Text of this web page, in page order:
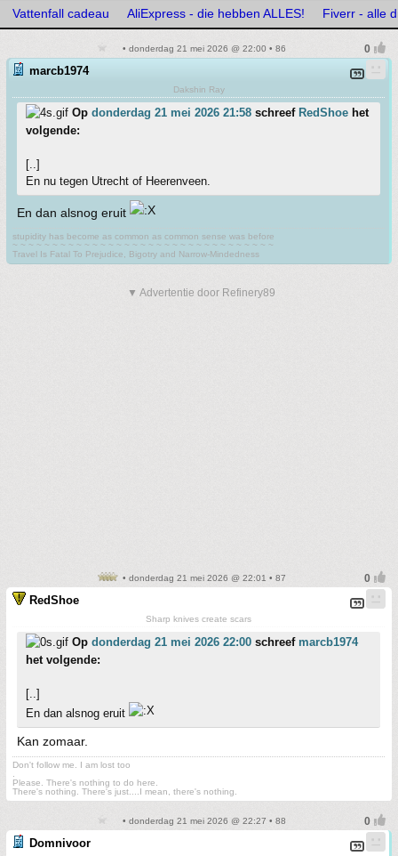
Vattenfall cadeau AliExpress - die hebben ALLES! Fiverr - alle
• donderdag 21 mei 2026 @ 22:00 • 86
marcb1974
Dakshin Ray
Op donderdag 21 mei 2026 21:58 schreef RedShoe het
volgende:
[..]
En nu tegen Utrecht of Heerenveen.
En dan alsnog eruit
stupidity has become as common as common sense was before
~ ~ ~ ~ ~ ~ ~ ~ ~ ~ ~ ~ ~ ~ ~ ~ ~ ~ ~ ~ ~ ~ ~ ~ ~ ~ ~ ~ ~ ~ ~ ~ ~
Travel Is Fatal To Prejudice, Bigotry and Narrow-Mindedness
▼ Advertentie door Refinery89
• donderdag 21 mei 2026 @ 22:01 • 87
RedShoe
Sharp knives create scars
Op donderdag 21 mei 2026 22:00 schreef marcb1974
het volgende:
[..]
En dan alsnog eruit
Kan zomaar.
Don't follow me. I am lost too
Please. There's nothing to do here.
There's nothing. There's just....I mean, there's nothing.
• donderdag 21 mei 2026 @ 22:27 • 88
Domnivoor